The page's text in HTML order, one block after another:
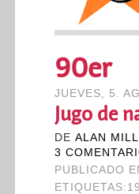
90er
JUEVES, 5.
Jugo de
DE ALAN
3
PUBLICADO
ETIQUETAS: